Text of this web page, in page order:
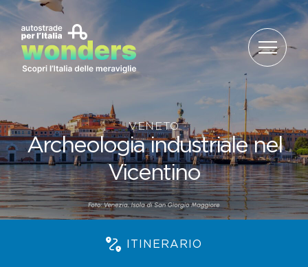
VENETO
Archeologia industriale nel
Vicentino
ITINERARIO